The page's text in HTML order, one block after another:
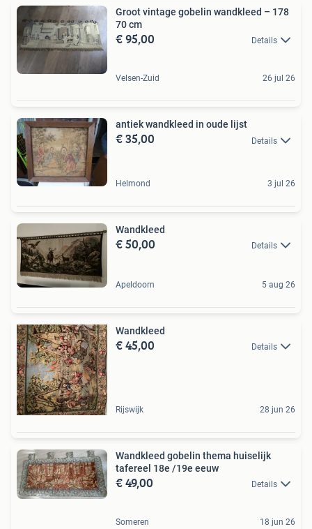
Groot vintage gobelin wandkleed – 178
70 cm
€ 95,00 Details
Velsen-Zuid 26 jul 26
antiek wandkleed in oude lijst
€ 35,00 Details
Helmond 3 jul 26
Wandkleed
€ 50,00 Details
Apeldoorn 5 aug 26
Wandkleed
€ 45,00 Details
Rijswijk 28 jun 26
Wandkleed gobelin thema huiselijk
tafereel 18e /19e eeuw
€ 49,00 Details
Someren 18 jun 26